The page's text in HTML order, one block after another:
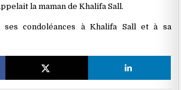
la maman de Khalifa Sall.
ses condoléances à Khalifa Sall et à sa